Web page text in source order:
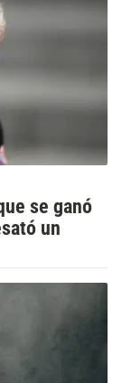
se ganó
un